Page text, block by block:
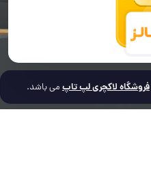
فروشگاه لاکچری لپ تاپ می باشد.